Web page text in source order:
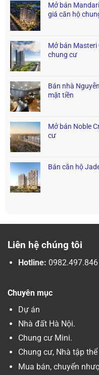
Mở bán
giá căn hộ
Mở bán Masteri
chung cư
Bán nhà
mặt tiền
Mở bán Noble
cư
Bán căn hộ
Liên hệ chúng tôi
Hotline: 0982.497.846
Chuyên mục
Dự án
Nhà đất Hà Nội.
Chung cư Mini.
Chung cư, Nhà tập thể
Mua bán, chuyển